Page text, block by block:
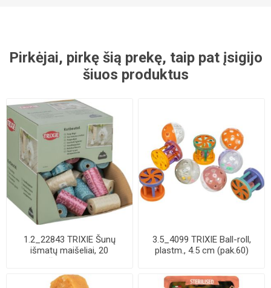
Pirkėjai, pirkę šią prekę, taip pat įsigijo
šiuos produktus
1.2_22843 TRIXIE Šunų
išmatų maišeliai, 20
maišelių-rulone, ...
3.5_4099 TRIXIE Ball-roll,
plastm., 4.5 cm (pak.60)